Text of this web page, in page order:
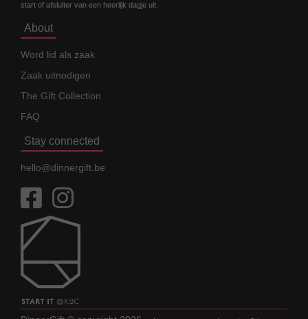
start of afsluiter van een heerlijk dagje uit.
About
Word lid als zaak
Zaak uitnodigen
The Gift Collection
FAQ
Stay connected
hello@dinnergift.be